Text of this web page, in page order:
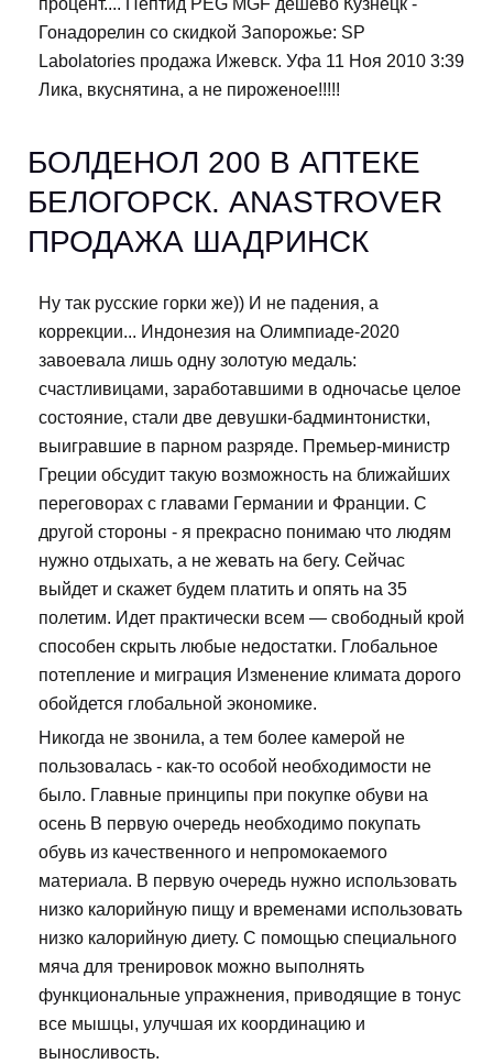
процент.... Пептид PEG MGF дешево Кузнецк -
Гонадорелин со скидкой Запорожье: SP
Labolatories продажа Ижевск. Уфа 11 Ноя 2010 3:39
Лика, вкуснятина, а не пироженое!!!!!
БОЛДЕНОЛ 200 В АПТЕКЕ
БЕЛОГОРСК. ANASTROVER
ПРОДАЖА ШАДРИНСК
Ну так русские горки же)) И не падения, а
коррекции... Индонезия на Олимпиаде-2020
завоевала лишь одну золотую медаль:
счастливицами, заработавшими в одночасье целое
состояние, стали две девушки-бадминтонистки,
выигравшие в парном разряде. Премьер-министр
Греции обсудит такую возможность на ближайших
переговорах с главами Германии и Франции. С
другой стороны - я прекрасно понимаю что людям
нужно отдыхать, а не жевать на бегу. Сейчас
выйдет и скажет будем платить и опять на 35
полетим. Идет практически всем — свободный крой
способен скрыть любые недостатки. Глобальное
потепление и миграция Изменение климата дорого
обойдется глобальной экономике.
Никогда не звонила, а тем более камерой не
пользовалась - как-то особой необходимости не
было. Главные принципы при покупке обуви на
осень В первую очередь необходимо покупать
обувь из качественного и непромокаемого
материала. В первую очередь нужно использовать
низко калорийную пищу и временами использовать
низко калорийную диету. С помощью специального
мяча для тренировок можно выполнять
функциональные упражнения, приводящие в тонус
все мышцы, улучшая их координацию и
выносливость.